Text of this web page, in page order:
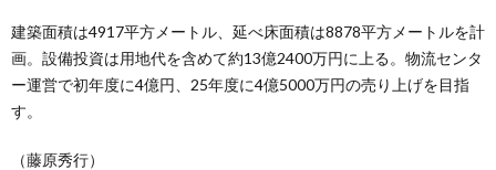
建築面積は4917平方メートル、延べ床面積は8878平方メートルを計
画。設備投資は用地代を含めて約13億2400万円に上る。物流センタ
ー運営で初年度に4億円、25年度に4億5000万円の売り上げを目指
す。
（藤原秀行）